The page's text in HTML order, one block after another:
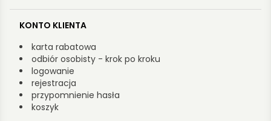
KONTO KLIENTA
karta rabatowa
odbiór osobisty - krok po kroku
logowanie
rejestracja
przypomnienie hasła
koszyk